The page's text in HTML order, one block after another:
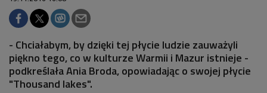
- Chciałabym, by dzięki tej płycie ludzie zauważyli
piękno tego, co w kulturze Warmii i Mazur istnieje -
podkreślała Ania Broda, opowiadając o swojej płycie
"Thousand lakes".